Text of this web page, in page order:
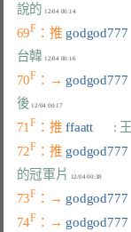
說的
12/04 00:14
69F ：推 godgod777
台韓
12/04 00:16
70F ：→ godgod777
後
12/04 00:17
71F ：推 ffaatt :
72F ：推 godgod777
的冠軍片
73F ：→ godgod777
74F ：→ godgod777